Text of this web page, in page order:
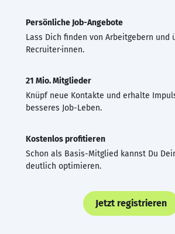
Persönliche Job-Angebote
Lass Dich finden von Arbeitgebern und
Recruiter·innen.
21 Mio. Mitglieder
Knüpf neue Kontakte und erhalte
besseres Job-Leben.
Kostenlos profitieren
Schon als Basis-Mitglied kannst Du
deutlich optimieren.
Jetzt registrieren